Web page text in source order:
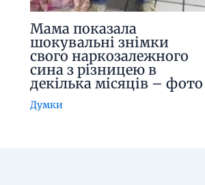
Мама показала
шокувальні знімки
свого наркозалежного
сина з різницею в
декілька місяців – фото
Думки